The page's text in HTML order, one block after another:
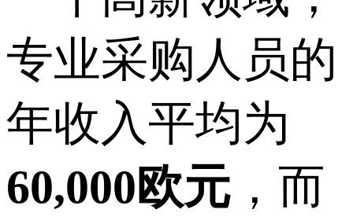
专业采购人员的
年收入平均为
60,000欧元 ，而